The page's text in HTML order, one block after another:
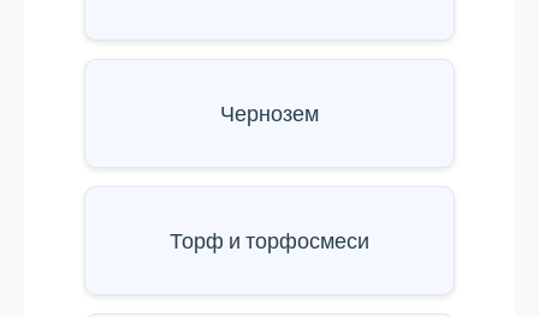
Чернозем
Торф и торфосмеси